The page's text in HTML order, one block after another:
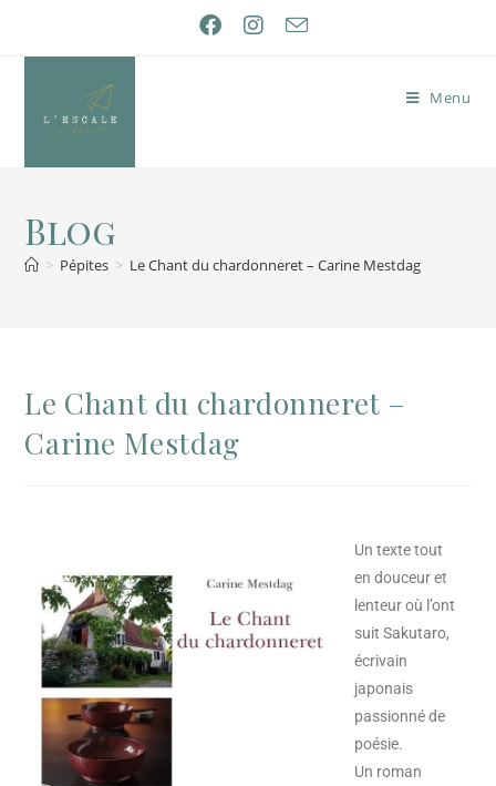
Menu
Blog
> Pépites > Le Chant du chardonneret – Carine Mestdag
Le Chant du chardonneret –
Carine Mestdag
Un texte tout
en douceur et
lenteur où l’ont
suit Sakutaro,
écrivain
japonais
passionné de
poésie.
Un roman